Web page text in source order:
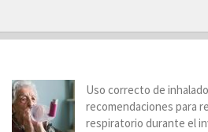
Uso correcto de
recomendaciones para
respiratorio durante el